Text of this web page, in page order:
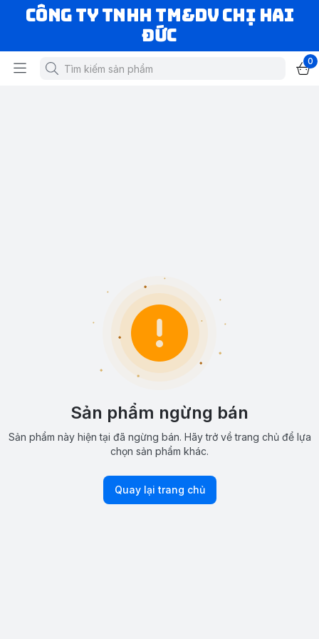
CÔNG TY TNHH TM&DV CHỊ HAI
ĐỨC
0
Sản phẩm ngừng bán
Sản phẩm này hiện tại đã ngừng bán. Hãy trở về trang chủ để lựa
chọn sản phẩm khác.
Quay lại trang chủ